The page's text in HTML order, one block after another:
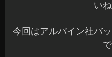
い
今回はアルパイン社バ